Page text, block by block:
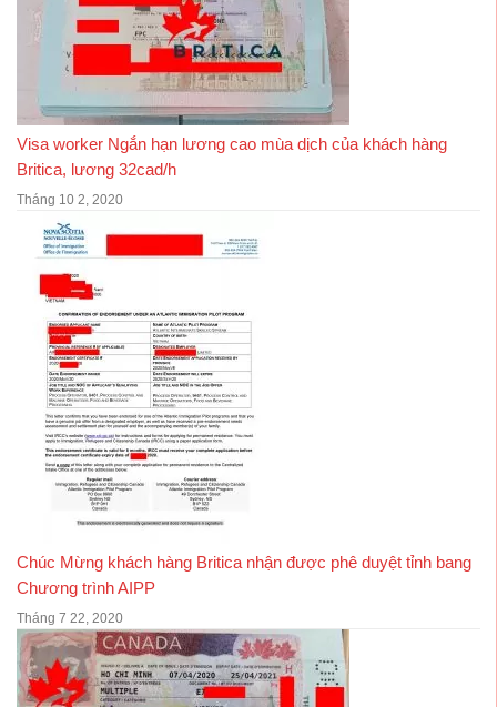
Visa worker Ngắn hạn lương cao mùa dịch của khách hàng
Britica, lương 32cad/h
Tháng 10 2, 2020
Chúc Mừng khách hàng Britica nhận được phê duyệt tỉnh bang
Chương trình AIPP
Tháng 7 22, 2020